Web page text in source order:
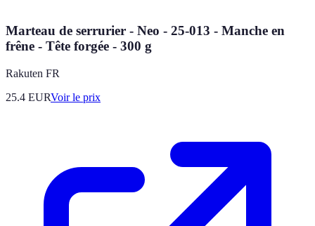
Marteau de serrurier - Neo - 25-013 - Manche en
frêne - Tête forgée - 300 g
Rakuten FR
25.4 EURVoir le prix